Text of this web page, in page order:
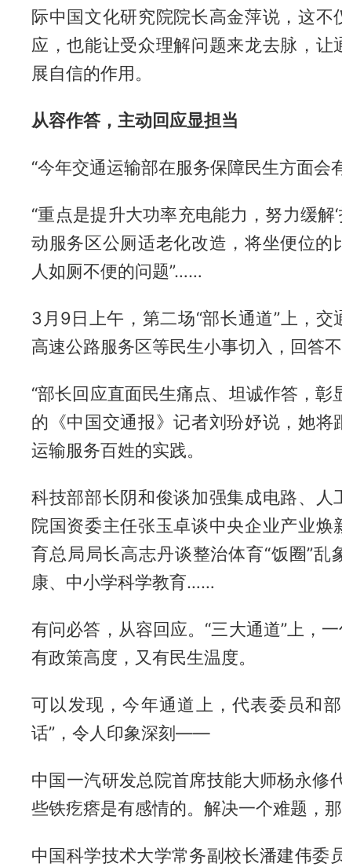
际中国文化研究院院长高金萍说，这不
应，也能让受众理解问题来龙去脉，让
展自信的作用。
从容作答，主动回应显担当
“今年交通运输部在服务保障民生方面会
“重点是提升大功率充电能力，努力缓解
动服务区公厕适老化改造，将坐便位
人如厕不便的问题”……
3月9日上午，第二场“部长通道”上，
高速公路服务区等民生小事切入，回答不
“部长回应直面民生痛点、坦诚作答，
的《中国交通报》记者刘玢妤说，她将
运输服务百姓的实践。
科技部部长阴和俊谈加强集成电路、
院国资委主任张玉卓谈中央企业产业
育总局局长高志丹谈整治体育“饭圈”
康、中小学科学教育……
有问必答，从容回应。“三大通道”上，
有政策高度，又有民生温度。
可以发现，今年通道上，代表委员和
话”，令人印象深刻——
中国一汽研发总院首席技能大师杨永修
些铁疙瘩是有感情的。解决一个难题，
中国科学技术大学常务副校长潘建伟委